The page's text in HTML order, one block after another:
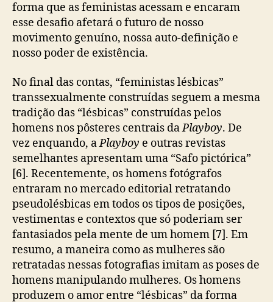
forma que as feministas acessam e encaram
esse desafio afetará o futuro de nosso
movimento genuíno, nossa auto-definição e
nosso poder de existência.
No final das contas, “feministas lésbicas”
transsexualmente construídas seguem a mesma
tradição das “lésbicas” construídas pelos
homens nos pôsteres centrais daPlayboy. De
vez enquando, aPlayboy e outras revistas
semelhantes apresentam uma “Safo pictórica”
[6]. Recentemente, os homens fotógrafos
entraram no mercado editorial retratando
pseudolésbicas em todos os tipos de posições,
vestimentas e contextos que só poderiam ser
fantasiados pela mente de um homem [7]. Em
resumo, a maneira como as mulheres são
retratadas nessas fotografias imitam as poses de
homens manipulando mulheres. Os homens
produzem o amor entre “lésbicas” da forma